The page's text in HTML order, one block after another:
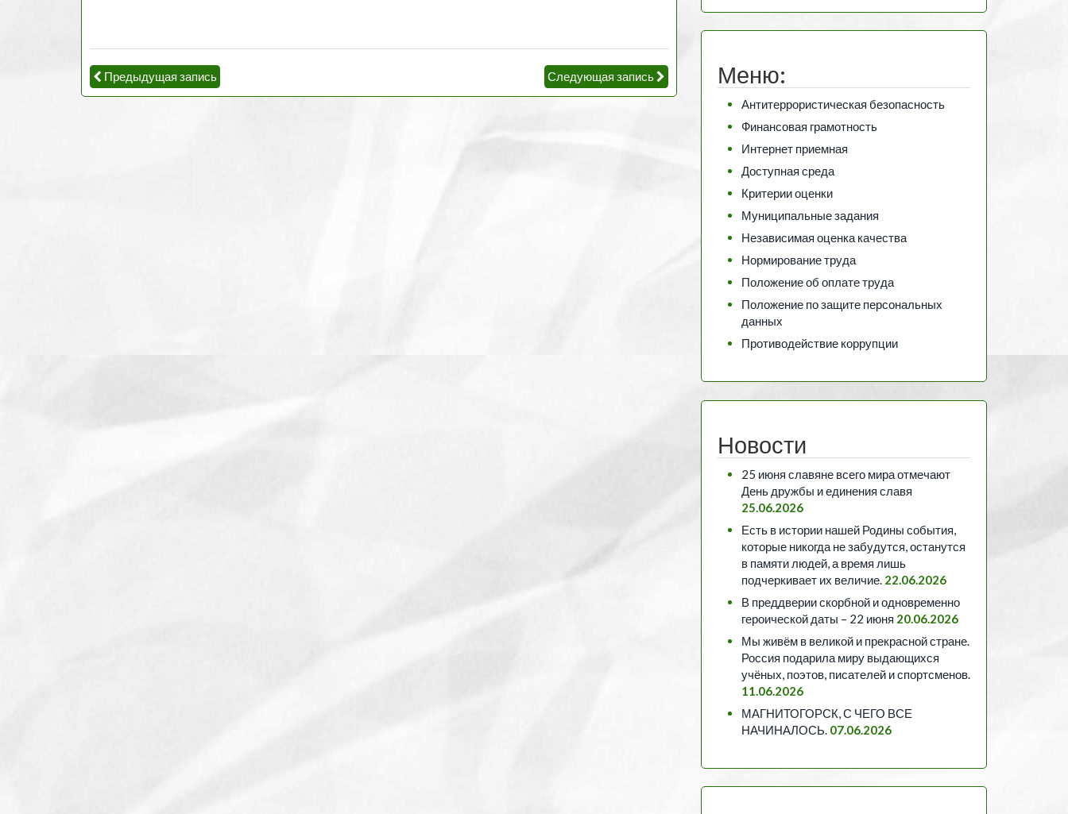
Предыдущая запись Следующая запись Меню:
Антитеррористическая безопасность
Финансовая грамотность
Интернет приемная
Доступная среда
Критерии оценки
Муниципальные задания
Независимая оценка качества
Нормирование труда
Положение об оплате труда
Положение по защите персональных
данных
Противодействие коррупции
Новости
25 июня славяне всего мира отмечают
День дружбы и единения славя
25.06.2026
Есть в истории нашей Родины события,
которые никогда не забудутся, останутся
в памяти людей, а время лишь
подчеркивает их величие. 22.06.2026
В преддверии скорбной и одновременно
героической даты – 22 июня 20.06.2026
Мы живём в великой и прекрасной стране.
Россия подарила миру выдающихся
учёных, поэтов, писателей и спортсменов.
11.06.2026
МАГНИТОГОРСК, С ЧЕГО ВСЕ
НАЧИНАЛОСЬ. 07.06.2026